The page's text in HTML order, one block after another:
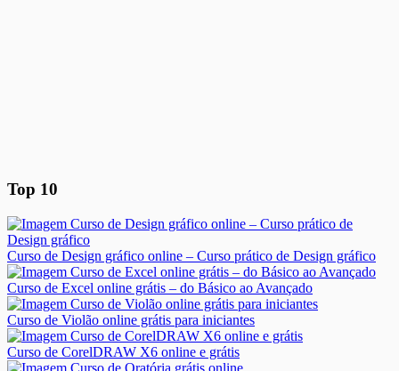
Top 10
Curso de Design gráfico online – Curso prático de Design gráfico
Curso de Excel online grátis – do Básico ao Avançado
Curso de Violão online grátis para iniciantes
Curso de CorelDRAW X6 online e grátis